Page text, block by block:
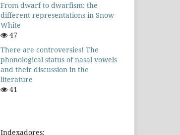
From dwarf to dwarfism: the
different representations in Snow
White
47
There are controversies! The
phonological status of nasal vowels
and their discussion in the
literature
41
Indexadores: